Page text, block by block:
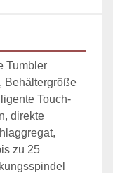
Tumbler
Behältergröße
Touch-
direkte
zu 25